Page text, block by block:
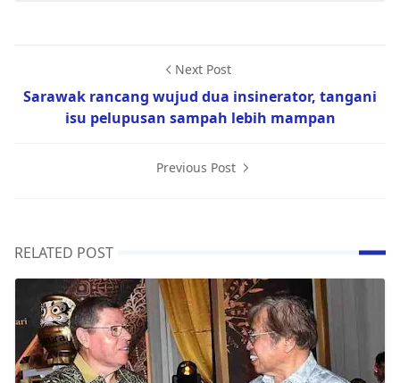
Next Post
Sarawak rancang wujud dua insinerator, tangani
isu pelupusan sampah lebih mampan
Previous Post
RELATED POST